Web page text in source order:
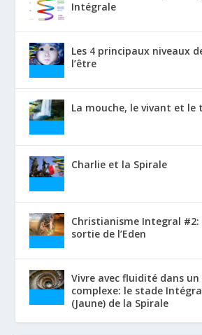
Intégrale
Les 4 principaux niveaux
l’être
La mouche, le vivant et le
Charlie et la Spirale
Christianisme Integral
sortie de l’Eden
Vivre avec fluidité dans
complexe: le stade
(Jaune) de la Spirale